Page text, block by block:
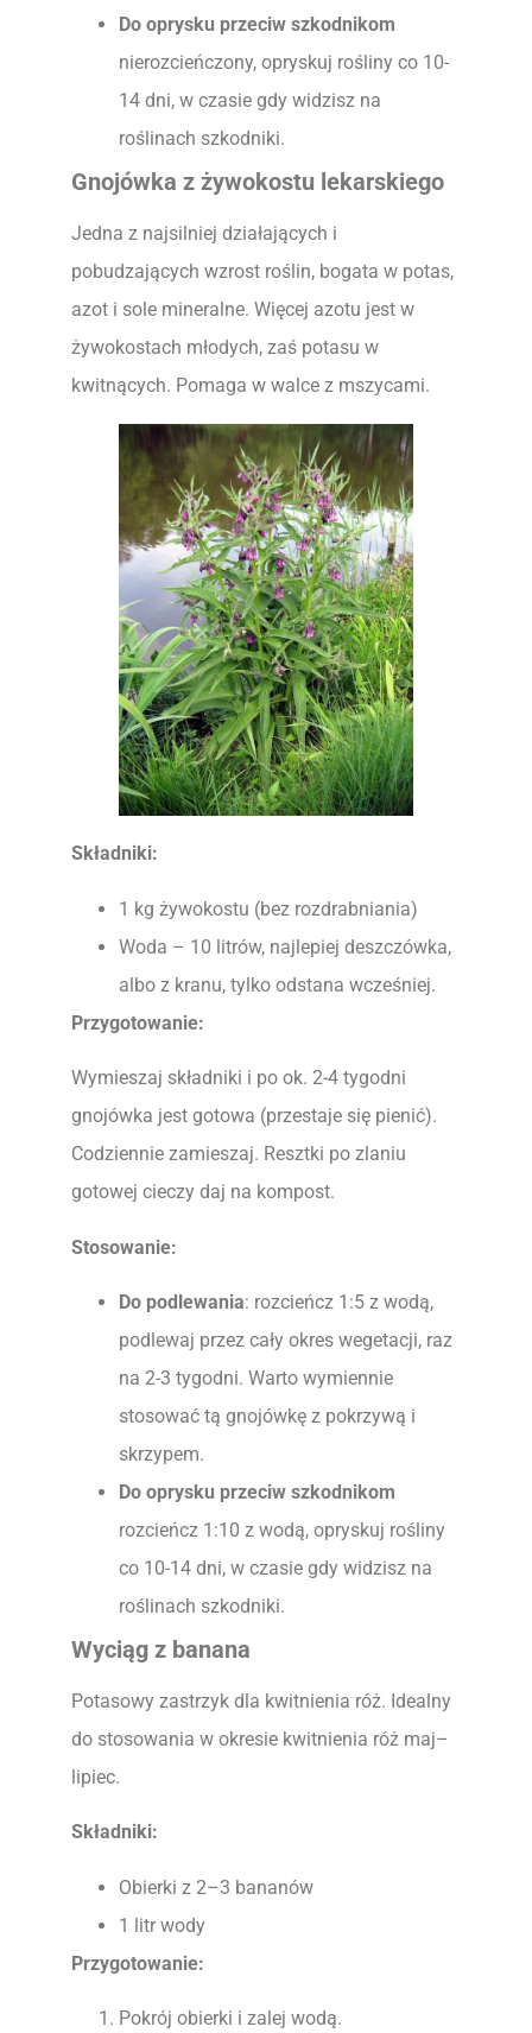
Do oprysku przeciw szkodnikom
nierozcieńczony, opryskuj rośliny co 10-
14 dni, w czasie gdy widzisz na
roślinach szkodniki.
Gnojówka z żywokostu lekarskiego
Jedna z najsilniej działających i
pobudzających wzrost roślin, bogata w potas,
azot i sole mineralne. Więcej azotu jest w
żywokostach młodych, zaś potasu w
kwitnących. Pomaga w walce z mszycami.
Składniki:
1 kg żywokostu (bez rozdrabniania)
Woda – 10 litrów, najlepiej deszczówka,
albo z kranu, tylko odstana wcześniej.
Przygotowanie:
Wymieszaj składniki i po ok. 2-4 tygodni
gnojówka jest gotowa (przestaje się pienić).
Codziennie zamieszaj. Resztki po zlaniu
gotowej cieczy daj na kompost.
Stosowanie:
Do podlewania: rozcieńcz 1:5 z wodą,
podlewaj przez cały okres wegetacji, raz
na 2-3 tygodni. Warto wymiennie
stosować tą gnojówkę z pokrzywą i
skrzypem.
Do oprysku przeciw szkodnikom
rozcieńcz 1:10 z wodą, opryskuj rośliny
co 10-14 dni, w czasie gdy widzisz na
roślinach szkodniki.
Wyciąg z banana
Potasowy zastrzyk dla kwitnienia róż. Idealny
do stosowania w okresie kwitnienia róż maj–
lipiec.
Składniki:
Obierki z 2–3 bananów
1 litr wody
Przygotowanie:
Pokrój obierki i zalej wodą.